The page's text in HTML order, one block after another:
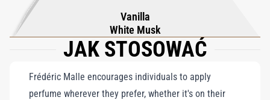
Vanilla
White Musk
JAK STOSOWAĆ
Frédéric Malle encourages individuals to apply
perfume wherever they prefer, whether it's on their